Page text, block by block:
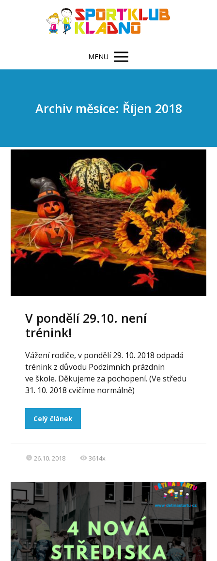
MENU
Archiv měsíce: Říjen 2018
V pondělí 29.10. není
trénink!
Vážení rodiče, v pondělí 29. 10. 2018 odpadá
trénink z důvodu Podzimních prázdnin
ve škole. Děkujeme za pochopení. (Ve středu
31. 10. 2018 cvičíme normálně)
Celý článek
26.10. 2018 3614x